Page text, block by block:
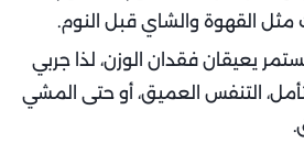
مثل القهوة والشاي قبل النوم.
يعيقان فقدان الوزن، لذا جربي
التنفس العميق، أو حتى المشي